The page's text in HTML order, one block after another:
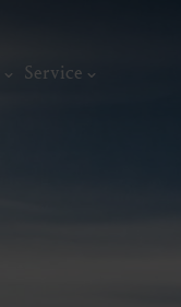
Service